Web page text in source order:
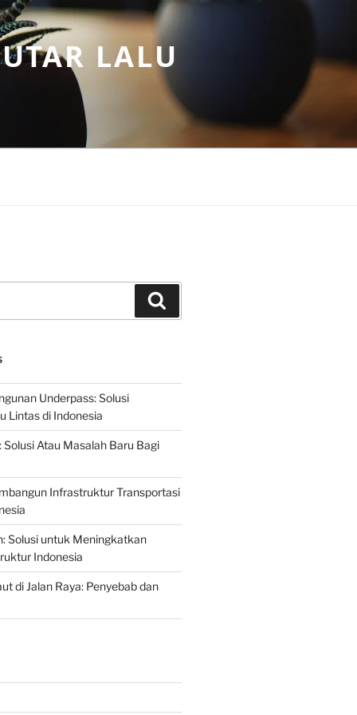
LALU
Underpass: Solusi
Lintas di Indonesia
Solusi Atau Masalah Baru Bagi
Infrastruktur Transportasi
Solusi untuk Meningkatkan
Indonesia
di Jalan Raya: Penyebab dan